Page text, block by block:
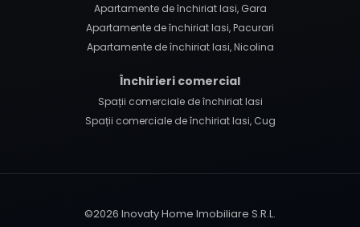
Apartamente de închiriat Iasi, Gara
Apartamente de închiriat Iasi, Pacurari
Apartamente de închiriat Iasi, Nicolina
Închirieri comercial
Spații comerciale de închiriat Iasi
Spații comerciale de închiriat Iasi, Cug
©2026 Inovaty Home Imobiliare S.R.L.